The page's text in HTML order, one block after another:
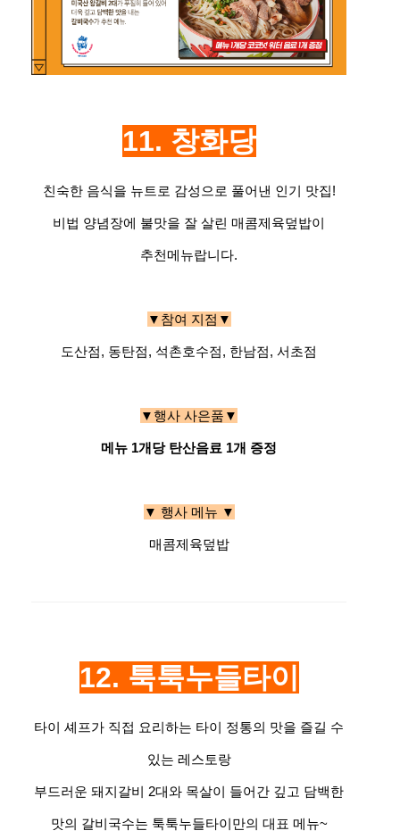
11. 창화당
친숙한 음식을 뉴트로 감성으로 풀어낸 인기 맛집!
비법 양념장에 불맛을 잘 살린 매콤제육덮밥이
추천메뉴랍니다.
▼참여 지점▼
도산점, 동탄점, 석촌호수점, 한남점, 서초점
▼행사 사은품▼
메뉴 1개당 탄산음료 1개 증정
▼ 행사 메뉴 ▼
매콤제육덮밥
12. 툭툭누들타이
타이 셰프가 직접 요리하는 타이 정통의 맛을 즐길 수
있는 레스토랑
부드러운 돼지갈비 2대와 목살이 들어간 깊고 담백한
맛의 갈비국수는 툭툭누들타이만의 대표 메뉴~